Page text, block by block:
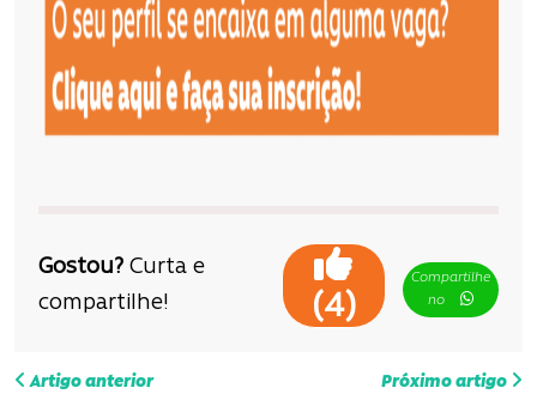
Gostou? Curta e
compartilhe!
(4)
Compartilhe
no
N
Artigo anterior Próximo artigo